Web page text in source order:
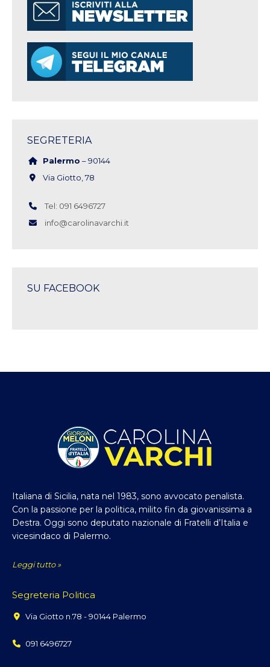
SEGRETERIA
Palermo – 90144
Via Giotto, 78
Tel: 091 6496727
info@carolinavarchi.it
SU FACEBOOK
Italiana di Sicilia, nata nel 1983, sono avvocato penalista.
Con la passione per la politica, milito fin da giovanissima a
Destra. Oggi sono deputato nazionale di Fratelli d’Italia e
vicesindaco di Palermo.
Leggi tutto »
Segreteria Politica
Via Giotto n.78 - 90144 Palermo
091 6496727